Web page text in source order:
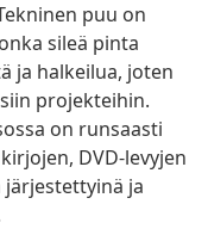
puu on
sileä pinta
ja halkeilua, joten
projekteihin.
on runsaasti
DVD-levyjen
ja